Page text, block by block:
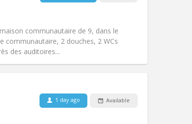
communautaire de 9, dans le
communautaire, 2 douches, 2 WCs
des auditoires...
Other
Atmosphere:Warm, calm
1 day ago Available
Non-smoking